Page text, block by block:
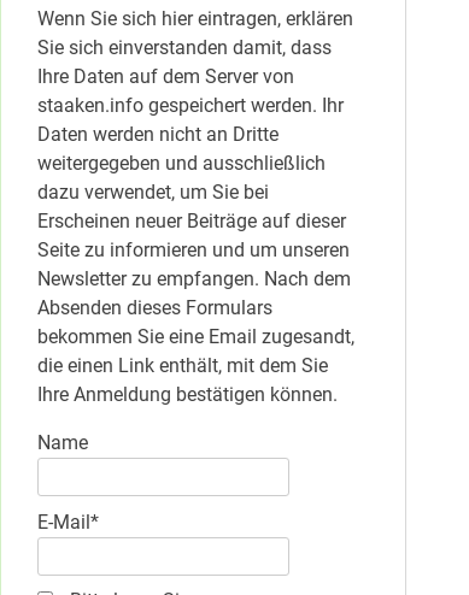
Wenn Sie sich hier eintragen, erklären
Sie sich einverstanden damit, dass
Ihre Daten auf dem Server von
staaken.info gespeichert werden. Ihr
Daten werden nicht an Dritte
weitergegeben und ausschließlich
dazu verwendet, um Sie bei
Erscheinen neuer Beiträge auf dieser
Seite zu informieren und um unseren
Newsletter zu empfangen. Nach dem
Absenden dieses Formulars
bekommen Sie eine Email zugesandt,
die einen Link enthält, mit dem Sie
Ihre Anmeldung bestätigen können.
Name
E-Mail*